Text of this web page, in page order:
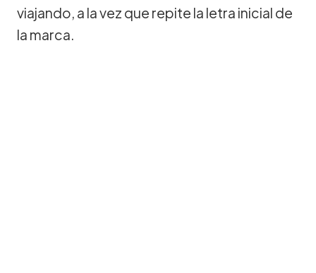
viajando, a la vez que repite la letra inicial de
la marca.